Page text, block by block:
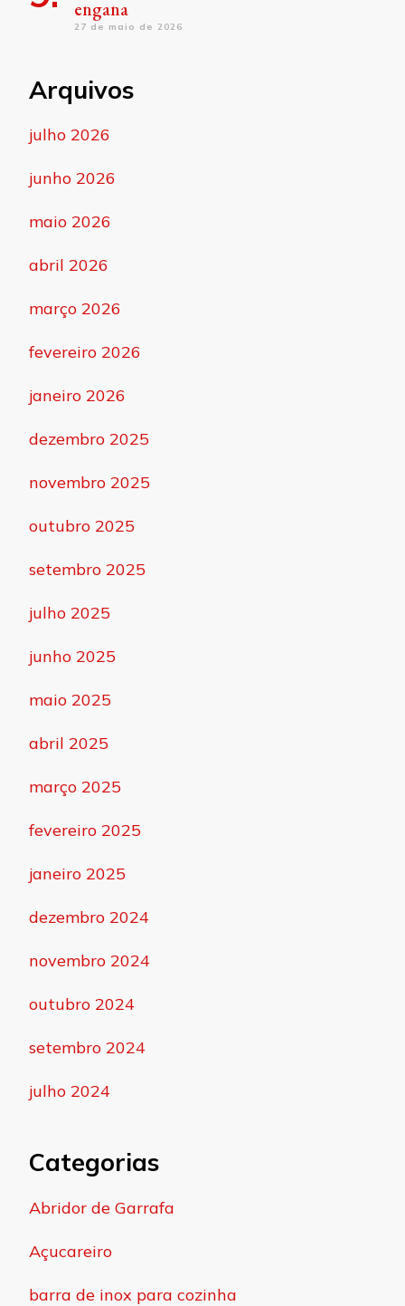
engana
27 de maio de 2026
Arquivos
julho 2026
junho 2026
maio 2026
abril 2026
março 2026
fevereiro 2026
janeiro 2026
dezembro 2025
novembro 2025
outubro 2025
setembro 2025
julho 2025
junho 2025
maio 2025
abril 2025
março 2025
fevereiro 2025
janeiro 2025
dezembro 2024
novembro 2024
outubro 2024
setembro 2024
julho 2024
Categorias
Abridor de Garrafa
Açucareiro
barra de inox para cozinha